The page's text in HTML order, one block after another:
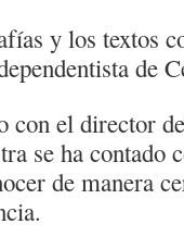
y los textos
de
con el director
se ha contado
de manera